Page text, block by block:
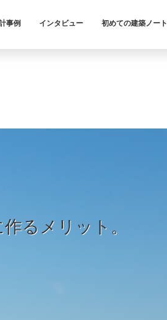
事例 インタビュー 初めての建築ノート
るメリット。